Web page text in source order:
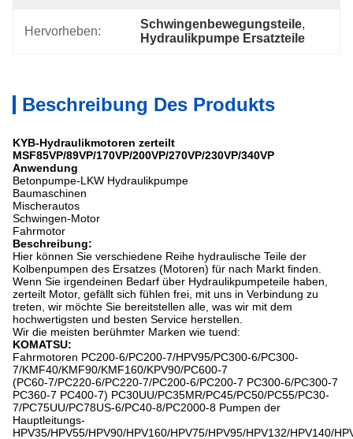
Hervorheben:
Schwingenbewegungsteile,
Hydraulikpumpe Ersatzteile
Beschreibung Des Produkts
KYB-Hydraulikmotoren zerteilt
MSF85VP/89VP/170VP/200VP/270VP/230VP/340VP
Anwendung
Betonpumpe-LKW Hydraulikpumpe
Baumaschinen
Mischerautos
Schwingen-Motor
Fahrmotor
Beschreibung:
Hier können Sie verschiedene Reihe hydraulische Teile der
Kolbenpumpen des Ersatzes (Motoren) für nach Markt finden.
Wenn Sie irgendeinen Bedarf über Hydraulikpumpeteile haben,
zerteilt Motor, gefällt sich fühlen frei, mit uns in Verbindung zu
treten, wir möchte Sie bereitstellen alle, was wir mit dem
hochwertigsten und besten Service herstellen.
Wir die meisten berühmter Marken wie tuend:
KOMATSU:
Fahrmotoren PC200-6/PC200-7/HPV95/PC300-6/PC300-
7/KMF40/KMF90/KMF160/KPV90/PC600-7
(PC60-7/PC220-6/PC220-7/PC200-6/PC200-7 PC300-6/PC300-7
PC360-7 PC400-7) PC30UU/PC35MR/PC45/PC50/PC55/PC30-
7/PC75UU/PC78US-6/PC40-8/PC2000-8 Pumpen der
Hauptleitungs-
HPV35/HPV55/HPV90/HPV160/HPV75/HPV95/HPV132/HPV140/